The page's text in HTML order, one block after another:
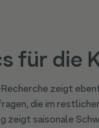
für die
zeigt
die im
zeigt saisonale